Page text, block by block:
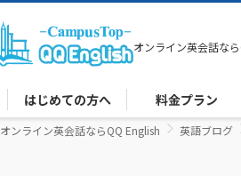
オンライン英会話なら
はじめての方へ 料金プラン
オンライン英会話ならQQ English 英語ブログ